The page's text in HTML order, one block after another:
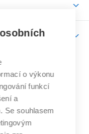
učení
technické
o výkonu
funkcí
a
Se souhlasem